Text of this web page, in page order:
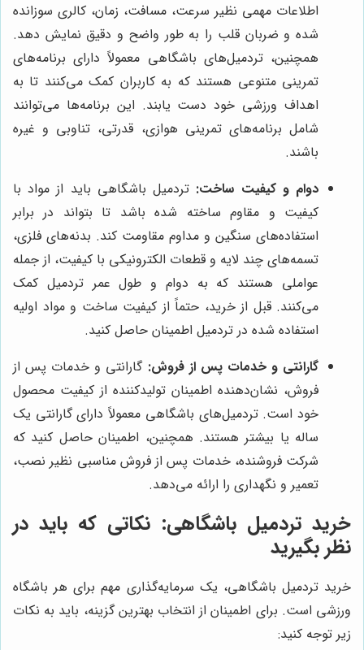
اطلاعات مهمی نظیر سرعت، مسافت، زمان، کالری سوزانده
شده و ضربان قلب را به طور واضح و دقیق نمایش دهد.
همچنین، تردمیل‌های باشگاهی معمولاً دارای برنامه‌های
تمرینی متنوعی هستند که به کاربران کمک می‌کنند تا به
اهداف ورزشی خود دست یابند. این برنامه‌ها می‌توانند
شامل برنامه‌های تمرینی هوازی، قدرتی، تناوبی و غیره
باشند.
دوام و کیفیت ساخت: تردمیل باشگاهی باید از مواد با
کیفیت و مقاوم ساخته شده باشد تا بتواند در برابر
استفاده‌های سنگین و مداوم مقاومت کند. بدنه‌های فلزی،
تسمه‌های چند لایه و قطعات الکترونیکی با کیفیت، از جمله
عواملی هستند که به دوام و طول عمر تردمیل کمک
می‌کنند. قبل از خرید، حتماً از کیفیت ساخت و مواد اولیه
استفاده شده در تردمیل اطمینان حاصل کنید.
گارانتی و خدمات پس از فروش: گارانتی و خدمات پس از
فروش، نشان‌دهنده اطمینان تولیدکننده از کیفیت محصول
خود است. تردمیل‌های باشگاهی معمولاً دارای گارانتی یک
ساله یا بیشتر هستند. همچنین، اطمینان حاصل کنید که
شرکت فروشنده، خدمات پس از فروش مناسبی نظیر نصب،
تعمیر و نگهداری را ارائه می‌دهد.
خرید تردمیل باشگاهی: نکاتی که باید در
نظر بگیرید
خرید تردمیل باشگاهی، یک سرمایه‌گذاری مهم برای هر باشگاه
ورزشی است. برای اطمینان از انتخاب بهترین گزینه، باید به نکات
زیر توجه کنید: